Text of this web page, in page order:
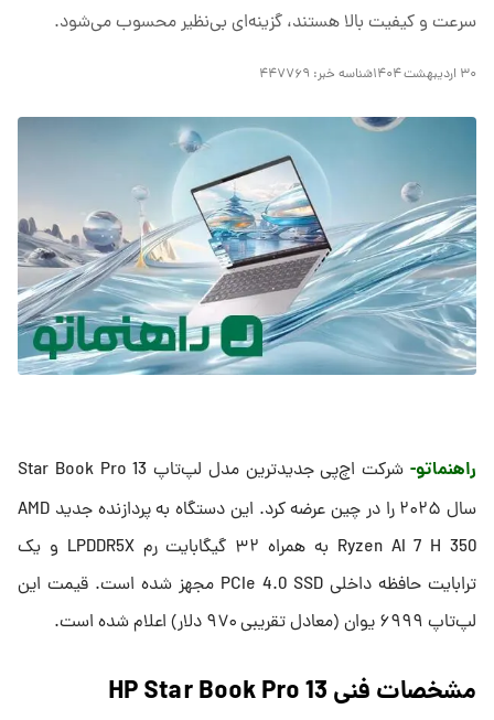
سرعت و کیفیت بالا هستند، گزینه‌ای بی‌نظیر محسوب می‌شود.
۳۰ اردیبهشت ۱۴۰۴ شناسه خبر: ۴۴۷۷۶۹
راهنماتو-
شرکت اچ‌پی جدیدترین مدل لپ‌تاپ Star Book Pro 13
سال ۲۰۲۵ را در چین عرضه کرد. این دستگاه به پردازنده جدید AMD
Ryzen AI 7 H 350 به همراه ۳۲ گیگابایت رم LPDDR5X و یک
ترابایت حافظه داخلی PCIe 4.0 SSD مجهز شده است. قیمت این
لپ‌تاپ ۶۹۹۹ یوان (معادل تقریبی ۹۷۰ دلار) اعلام شده است.
مشخصات فنی HP Star Book Pro 13